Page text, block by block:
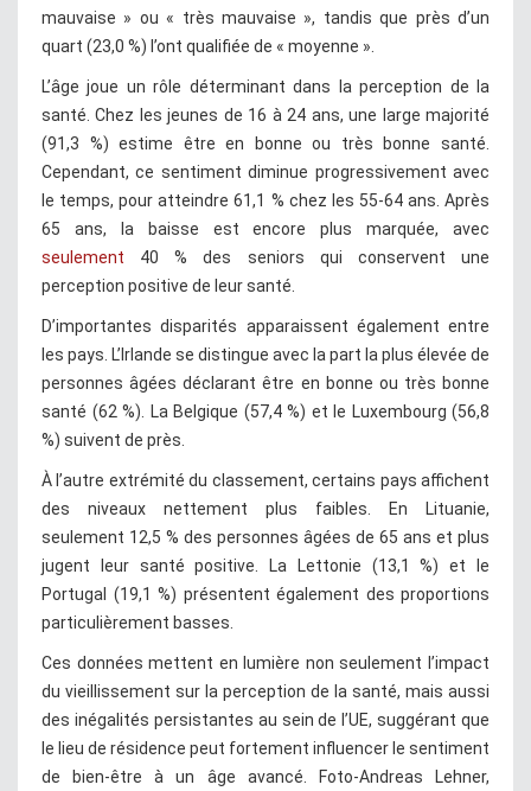
mauvaise » ou « très mauvaise », tandis que près d’un
quart (23,0 %) l’ont qualifiée de « moyenne ».
L’âge joue un rôle déterminant dans la perception de la
santé. Chez les jeunes de 16 à 24 ans, une large majorité
(91,3 %) estime être en bonne ou très bonne santé.
Cependant, ce sentiment diminue progressivement avec
le temps, pour atteindre 61,1 % chez les 55-64 ans. Après
65 ans, la baisse est encore plus marquée, avec
seulement 40 % des seniors qui conservent une
perception positive de leur santé.
D’importantes disparités apparaissent également entre
les pays. L’Irlande se distingue avec la part la plus élevée de
personnes âgées déclarant être en bonne ou très bonne
santé (62 %). La Belgique (57,4 %) et le Luxembourg (56,8
%) suivent de près.
À l’autre extrémité du classement, certains pays affichent
des niveaux nettement plus faibles. En Lituanie,
seulement 12,5 % des personnes âgées de 65 ans et plus
jugent leur santé positive. La Lettonie (13,1 %) et le
Portugal (19,1 %) présentent également des proportions
particulièrement basses.
Ces données mettent en lumière non seulement l’impact
du vieillissement sur la perception de la santé, mais aussi
des inégalités persistantes au sein de l’UE, suggérant que
le lieu de résidence peut fortement influencer le sentiment
de bien-être à un âge avancé. Foto-Andreas Lehner,